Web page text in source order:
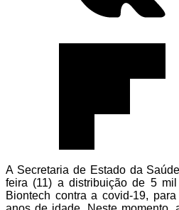
A Secretaria de Estado da
feira (11) a distribuição de 5
Biontech contra a covid-19,